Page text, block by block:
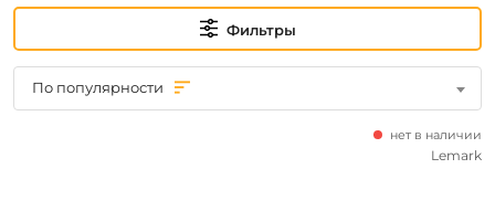
Фильтры
По популярности
нет в наличии
Lemark